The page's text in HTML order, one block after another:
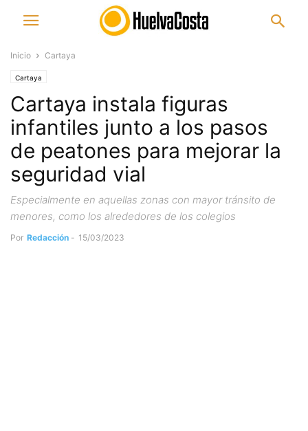
Inicio Cartaya
Cartaya
Cartaya instala figuras
infantiles junto a los pasos
de peatones para mejorar la
seguridad vial
Especialmente en aquellas zonas con mayor tránsito de
menores, como los alrededores de los colegios
Por Redacción - 15/03/2023